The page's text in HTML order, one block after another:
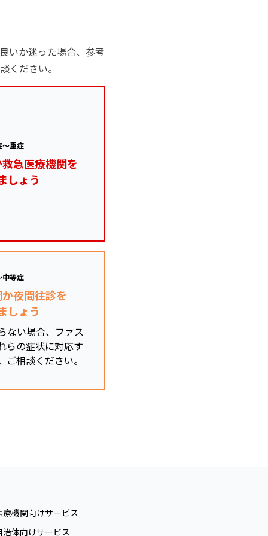
いか迷った場合、参考
ください。
～重症
急医療機関を
しょう
中等症
夜間往診を
しょう
ない場合、ファス
らの症状に対応す
相談ください。
療機関向けサービス
治体向けサービス